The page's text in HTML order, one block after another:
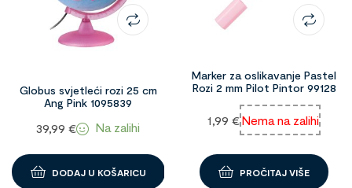
Globus svjetleći rozi 25 cm
Ang Pink 1095839
39,99€ Na zalihi
DODAJ U KOŠARICU
Marker za oslikavanje Pastel
Rozi 2 mm Pilot Pintor 99128
1,99 €Nema na zalihi
PROČITAJ VIŠE